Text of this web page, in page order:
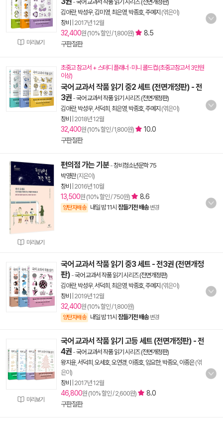
미리보기
-국어 교과서 작품 읽기 시리즈 (전면개정판)
김아란, 박성우, 김미영, 최은영, 박종호, 주예지 (엮은이)
창비
2017년 12월
32,400원 (10% 할인 / 1,800원)
8.5
구판절판
초중고 참고서 + 스터디 플래너 · 미니 콜드컵 (초중고참고서 3만원
이상)
국어 교과서 작품 읽기 중2 세트 (전면개정판) - 전
3권 -국어 교과서 작품 읽기 시리즈 (전면개정판)
김아란, 박성우, 서덕희 최은영, 박종호, 주예지 (엮은이)
창비
2018년 12월
32,400원 (10% 할인 / 1,800원)
10.0
구판절판
미리보기
편의점 가는 기분-창비청소년문학 75
박영란(지은이)
창비
2016년 10월
13,500원 (10% 할인 / 750원) 8.6
양탄자배송 내일 밤 11시 잠들기전 배송 변경
국어 교과서 작품 읽기 중3 세트 - 전3권 (전면개정
판) -국어 교과서 작품 읽기 시리즈 (전면개정판)
김아란, 박성우, 서덕희 최은영, 박종호, 주예지 (엮은이)
창비
2019년 12월
32,400원 (10% 할인 / 1,800원)
양탄자배송 내일 밤 11시 잠들기전 배송 변경
미리보기
국어 교과서 작품 읽기 고등 세트 (전면개정판) - 전
4권 -국어 교과서 작품 읽기 시리즈 (전면개정판)
왕지윤, 서덕희 오세호, 오연경 이종호, 임요한, 박종오, 이종은(엮
은이)
창비
2017년 12월
46,800원 (10% 할인 / 2,600원)
8.0
구판절판